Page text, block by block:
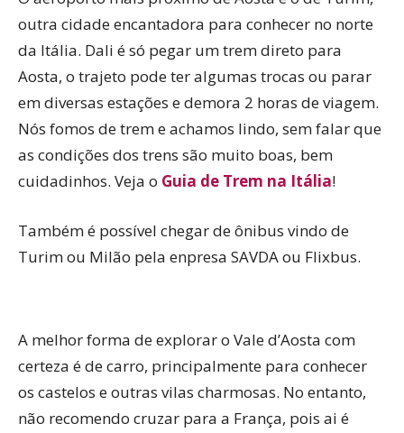
outra cidade encantadora para conhecer no norte
da Itália. Dali é só pegar um trem direto para
Aosta, o trajeto pode ter algumas trocas ou parar
em diversas estações e demora 2 horas de viagem.
Nós fomos de trem e achamos lindo, sem falar que
as condições dos trens são muito boas, bem
cuidadinhos. Veja o Guia de Trem na Itália!
Também é possível chegar de ônibus vindo de
Turim ou Milão pela enpresa SAVDA ou Flixbus.
A melhor forma de explorar o Vale d’Aosta com
certeza é de carro, principalmente para conhecer
os castelos e outras vilas charmosas. No entanto,
não recomendo cruzar para a França, pois ai é